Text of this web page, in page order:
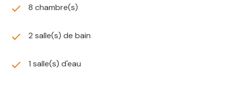
8 chambre(s)
2 salle(s) de bain
1 salle(s) d'eau